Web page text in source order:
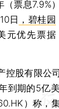
票息7.9%
日 ，碧桂园
元优先票据
股有限公司
到期的5亿美
）称，